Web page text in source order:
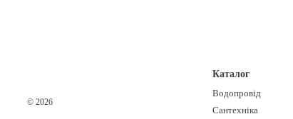
© 2026
Каталог
Водопровід
Сантехніка